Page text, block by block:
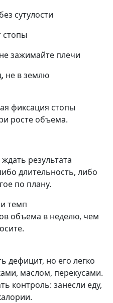
сутулости
стопы
зажимайте плечи
не в землю
фиксация стопы
росте объема.
результата
длительность, либо
по плану.
темп
объема в неделю, чем
дефицит, но его легко
маслом, перекусами.
контроль: занесли еду,